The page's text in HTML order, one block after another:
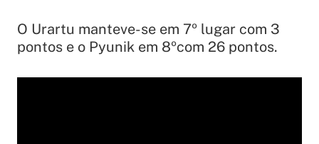
O Urartu manteve-se em 7º lugar com 3
pontos e o Pyunik em 8ºcom 26 pontos.